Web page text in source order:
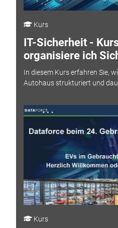
Kurs
IT-Sicherheit -
organisiere ich
In diesem Kurs erfahren Sie,
Autohaus strukturiert und
Kurs